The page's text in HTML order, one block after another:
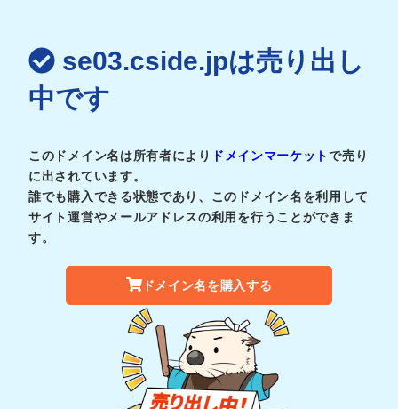
se03.cside.jpは売り出し
中です
このドメイン名は所有者により ドメインマーケットで売り
に出されています。
誰でも購入できる状態であり、このドメイン名を利用して
サイト運営やメールアドレスの利用を行うことができま
す。
ドメイン名を購入する